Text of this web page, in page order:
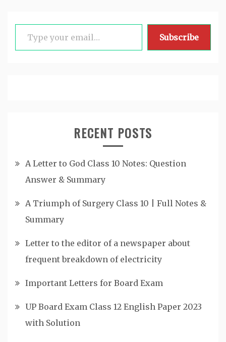
Type your email…
Subscribe
RECENT POSTS
A Letter to God Class 10 Notes: Question
Answer & Summary
A Triumph of Surgery Class 10 | Full Notes &
Summary
Letter to the editor of a newspaper about
frequent breakdown of electricity
Important Letters for Board Exam
UP Board Exam Class 12 English Paper 2023
with Solution